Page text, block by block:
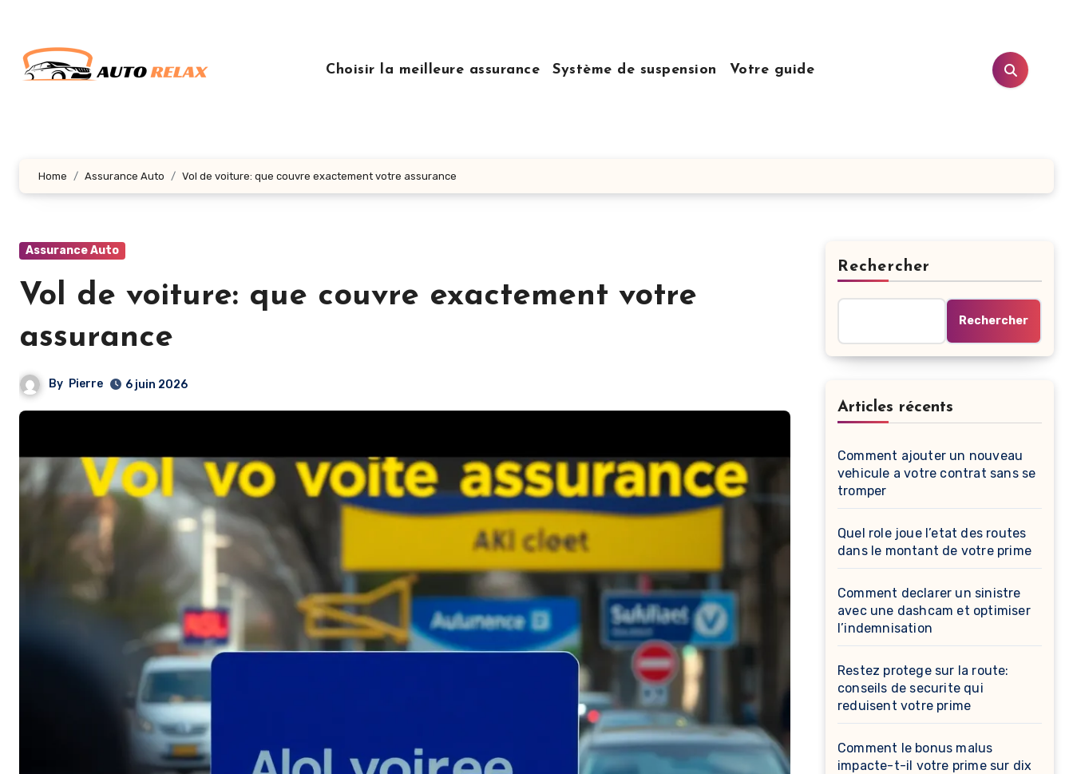
contenu
principal
Choisir la meilleure assurance Système de suspension Votre guide
Home Assurance Auto Vol de voiture: que couvre exactement votre assurance
Assurance Auto
Vol de voiture: que couvre exactement votre
assurance
By Pierre 6 juin 2026
Rechercher
Rechercher
Articles récents
Comment ajouter un nouveau
vehicule a votre contrat sans se
tromper
Quel role joue l’etat des routes
dans le montant de votre prime
Comment declarer un sinistre
avec une dashcam et optimiser
l’indemnisation
Restez protege sur la route:
conseils de securite qui
reduisent votre prime
Comment le bonus malus
impacte-t-il votre prime sur dix